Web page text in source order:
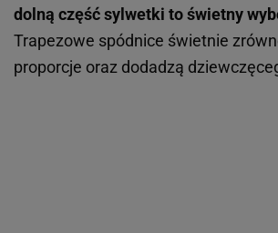
dolną część sylwetki to świetny
Trapezowe spódnice świetnie
proporcje oraz dodadzą